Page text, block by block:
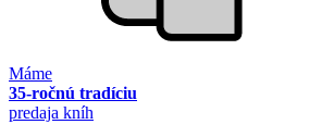
Máme
35-ročnú tradíciu
predaja kníh